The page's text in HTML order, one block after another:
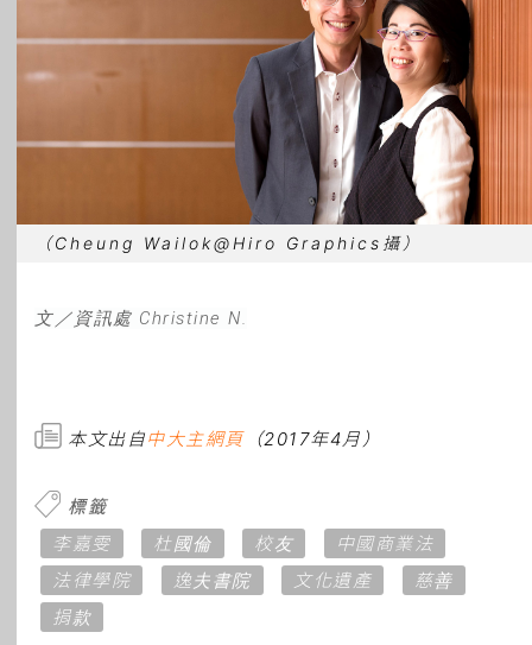
（Cheung Wailok@Hiro Graphics攝）
文／資訊處 Christine N.
本文出自中大主網頁（2017年4月）
標籤
李嘉雯
杜國倫 校友
中國商業法
法律學院
逸夫書院 文化遺產
慈善
捐款